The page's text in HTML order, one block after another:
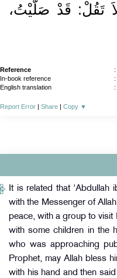
تَقُلْ‏:‏ قَدْ صَلَّيْتُ،
Reference :
In-book reference
English translation
:
Report Error | Share | Copy ▼
It is related that 'Abdullah
with the Messenger of
peace, with a group to visit
with some children in the
who was approaching
Prophet, may Allah bless
with his hand and then